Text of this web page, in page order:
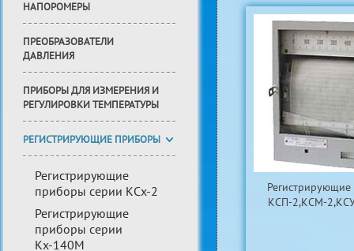
НАПОРОМЕРЫ
ПРЕОБРАЗОВАТЕЛИ
ДАВЛЕНИЯ
ПРИБОРЫ ДЛЯ ИЗМЕРЕНИЯ И
РЕГУЛИРОВКИ ТЕМПЕРАТУРЫ
РЕГИСТРИРУЮЩИЕ ПРИБОРЫ
Регистрирующие
приборы серии КСх-2
Регистрирующие
приборы серии
Кх-140М
КСП-2,КСМ-